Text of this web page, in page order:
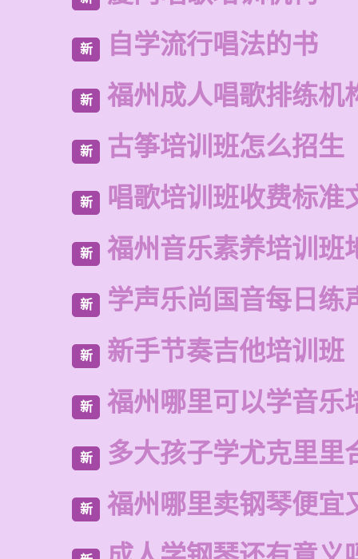
新 自学流行唱法的书
新 福州成人唱歌排练机
新 古筝培训班怎么招生
新 唱歌培训班收费标准
新 福州音乐素养培训班
新 学声乐尚国音每日练
新 新手节奏吉他培训班
新 福州哪里可以学音乐
新 多大孩子学尤克里里
新 福州哪里卖钢琴便宜